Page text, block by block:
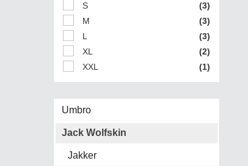
S
(3)
M
(3)
L
(3)
XL
(2)
XXL
(1)
Umbro
Jack Wolfskin
Jakker